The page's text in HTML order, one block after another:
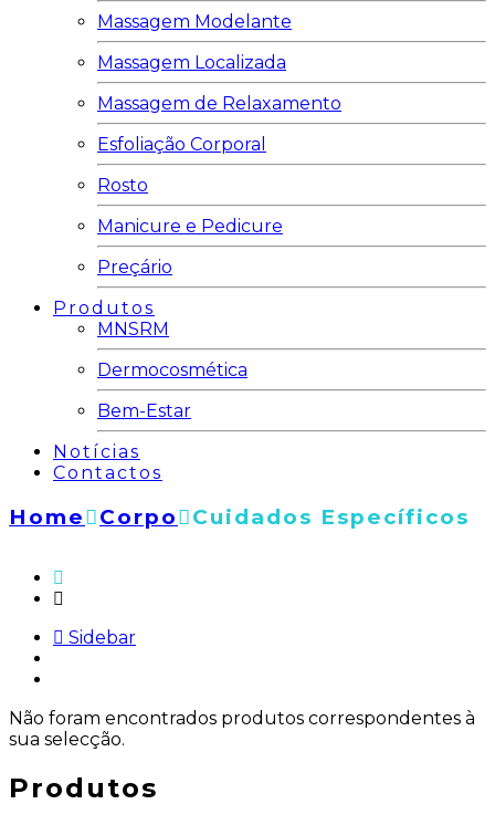
Massagem Modelante
Massagem Localizada
Massagem de Relaxamento
Esfoliação Corporal
Rosto
Manicure e Pedicure
Preçário
Produtos
MNSRM
Dermocosmética
Bem-Estar
Notícias
Contactos
Home Corpo Cuidados Específicos
Sidebar
Não foram encontrados produtos correspondentes à
sua selecção.
Produtos